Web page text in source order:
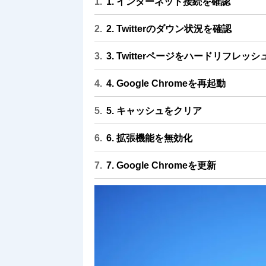
2. Twitterのダウン状況を確認
3. Twitterページをハードリフレッシ
4. Google Chromeを再起動
5. キャッシュをクリア
6. 拡張機能を無効化
7. Google Chromeを更新